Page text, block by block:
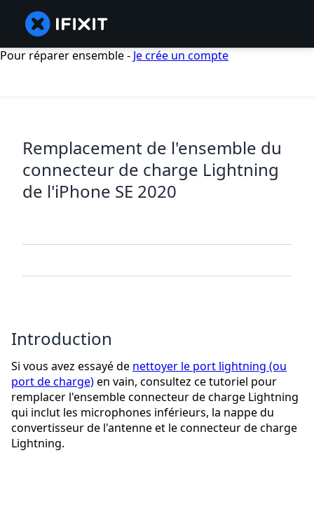
Pour réparer ensemble - Je crée un compte
Remplacement de l'ensemble du
connecteur de charge Lightning
de l'iPhone SE 2020
Introduction
Si vous avez essayé de nettoyer le port lightning (ou
port de charge)en vain, consultez ce tutoriel pour
remplacer l'ensemble connecteur de charge Lightning
qui inclut les microphones inférieurs, la nappe du
convertisseur de l'antenne et le connecteur de charge
Lightning.